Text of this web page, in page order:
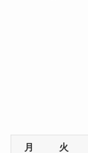
月 火